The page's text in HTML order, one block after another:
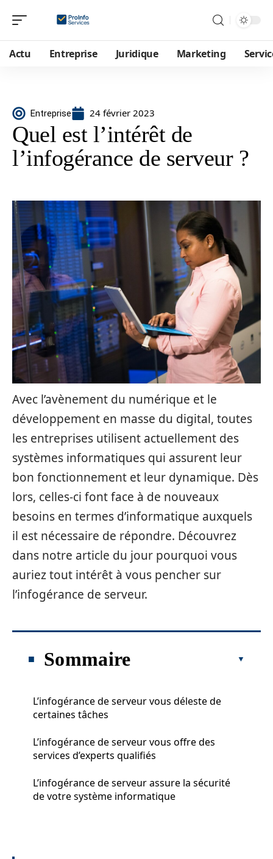
Actu Entreprise Juridique Marketing
Entreprise 24 février 2023
Quel est l’intérêt de
l’infogérance de serveur ?
Avec l’avènement du numérique et le
développement en masse du digital, toutes
les entreprises utilisent actuellement des
systèmes informatiques qui assurent leur
bon fonctionnement et leur dynamique. Dès
lors, celles-ci font face à de nouveaux
besoins en termes d’informatique auxquels
il est nécessaire de répondre. Découvrez
dans notre article du jour pourquoi vous
auriez tout intérêt à vous pencher sur
l’infogérance de serveur.
Sommaire
L’infogérance de serveur vous déleste de
certaines tâches
L’infogérance de serveur vous offre des
services d’experts qualifiés
L’infogérance de serveur assure la sécurité
de votre système informatique